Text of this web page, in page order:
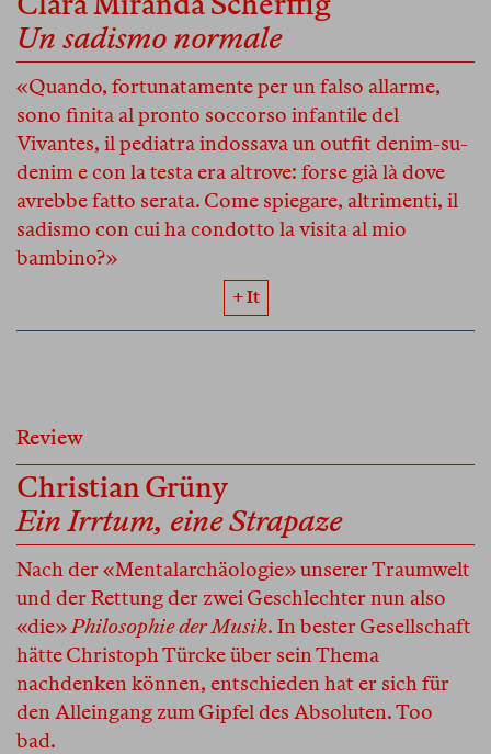
Un sadismo normale
«Quando, fortunatamente per un falso allarme,
sono finita al pronto soccorso infantile del
Vivantes, il pediatra indossava un outfit denim-su-
denim e con la testa era altrove: forse già là dove
avrebbe fatto serata. Come spiegare, altrimenti, il
sadismo con cui ha condotto la visita al mio
bambino?»
+ It
Review
Christian Grüny
Ein Irrtum, eine Strapaze
Nach der «Mentalarchäologie» unserer Traumwelt
und der Rettung der zwei Geschlechter nun also
«die»Philosophie der Musik. In bester Gesellschaft
hätte Christoph Türcke über sein Thema
nachdenken können, entschieden hat er sich für
den Alleingang zum Gipfel des Absoluten. Too
bad.